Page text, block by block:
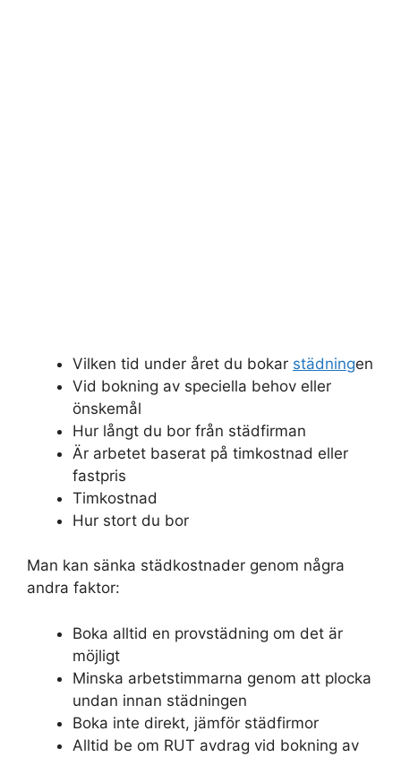
Vilken tid under året du bokar städningen
Vid bokning av speciella behov eller
önskemål
Hur långt du bor från städfirman
Är arbetet baserat på timkostnad eller
fastpris
Timkostnad
Hur stort du bor
Man kan sänka städkostnader genom några
andra faktor:
Boka alltid en provstädning om det är
möjligt
Minska arbetstimmarna genom att plocka
undan innan städningen
Boka inte direkt, jämför städfirmor
Alltid be om RUT avdrag vid bokning av